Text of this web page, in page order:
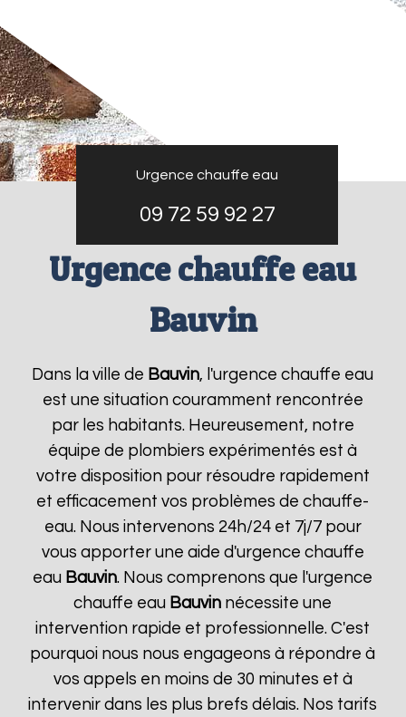
Urgence chauffe eau
09 72 59 92 27
Urgence chauffe eau
Bauvin
Dans la ville de Bauvin, l'urgence chauffe eau
est une situation couramment rencontrée
par les habitants. Heureusement, notre
équipe de plombiers expérimentés est à
votre disposition pour résoudre rapidement
et efficacement vos problèmes de chauffe-
eau. Nous intervenons 24h/24 et 7j/7 pour
vous apporter une aide d'urgence chauffe
eau Bauvin. Nous comprenons que l'urgence
chauffe eau Bauvin nécessite une
intervention rapide et professionnelle. C'est
pourquoi nous nous engageons à répondre à
vos appels en moins de 30 minutes et à
intervenir dans les plus brefs délais. Nos tarifs